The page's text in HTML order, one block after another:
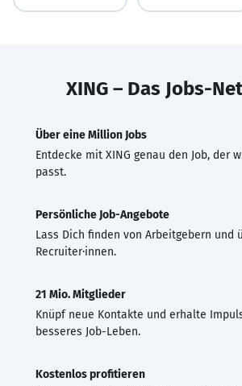
XING – Das Jobs-
Über eine Million Jobs
Entdecke mit XING genau den Job, der
passt.
Persönliche Job-Angebote
Lass Dich finden von Arbeitgebern und
Recruiter·innen.
21 Mio. Mitglieder
Knüpf neue Kontakte und erhalte
besseres Job-Leben.
Kostenlos profitieren